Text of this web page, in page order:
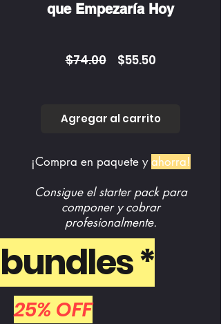
que Empezaría Hoy
$74.00 Precio
$55.50Precio
Agregar al carrito
¡Compra en paquete yahorra!
Consigue el starter pack para
componer y cobrar
profesionalmente.
bundles *
25% OFF